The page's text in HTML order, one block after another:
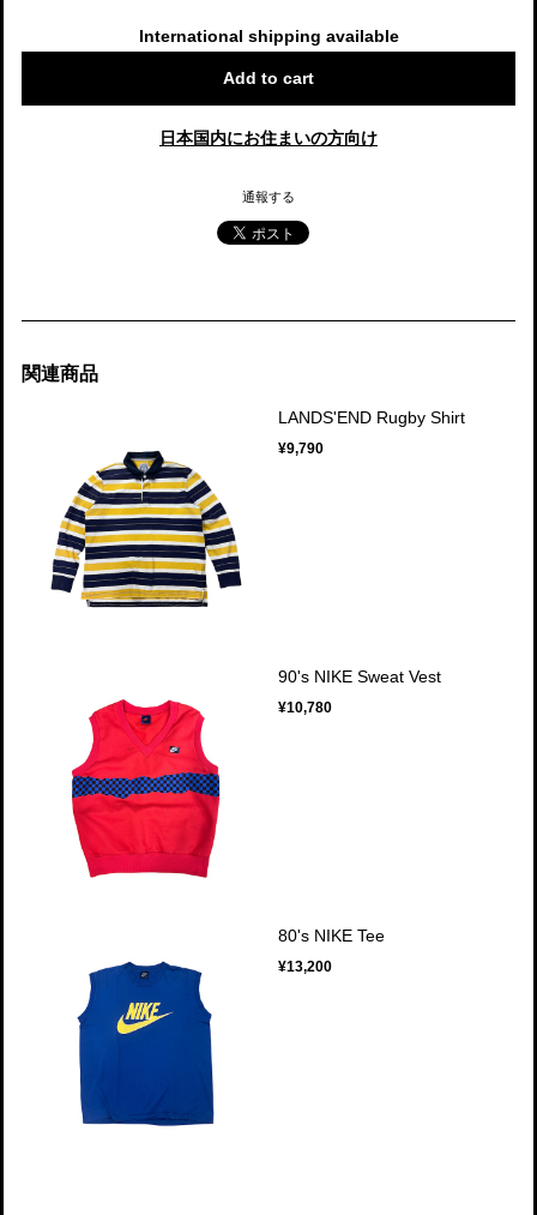
International shipping available
Add to cart
日本国内にお住まいの方向け
通報する
関連商品
LANDS'END Rugby Shirt
¥9,790
90's NIKE Sweat Vest
¥10,780
80's NIKE Tee
¥13,200